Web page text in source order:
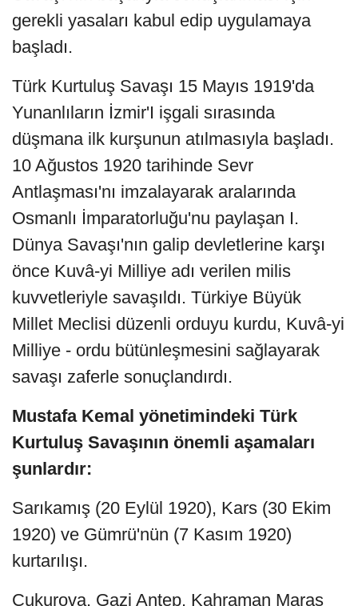
gerekli yasaları kabul edip uygulamaya
başladı.
Türk Kurtuluş Savaşı 15 Mayıs 1919'da
Yunanlıların İzmir'I işgali sırasında
düşmana ilk kurşunun atılmasıyla başladı.
10 Ağustos 1920 tarihinde Sevr
Antlaşması'nı imzalayarak aralarında
Osmanlı İmparatorluğu'nu paylaşan I.
Dünya Savaşı'nın galip devletlerine karşı
önce Kuvâ-yi Milliye adı verilen milis
kuvvetleriyle savaşıldı. Türkiye Büyük
Millet Meclisi düzenli orduyu kurdu, Kuvâ-yi
Milliye - ordu bütünleşmesini sağlayarak
savaşı zaferle sonuçlandırdı.
Mustafa Kemal yönetimindeki Türk
Kurtuluş Savaşının önemli aşamaları
şunlardır:
Sarıkamış (20 Eylül 1920), Kars (30 Ekim
1920) ve Gümrü'nün (7 Kasım 1920)
kurtarılışı.
Çukurova, Gazi Antep, Kahraman Maraş